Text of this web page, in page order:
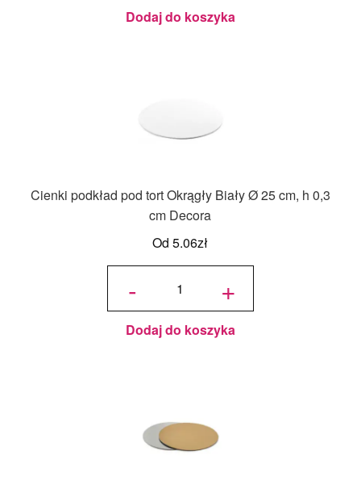
cm
Decora
Dodaj do koszyka
Cienki podkład pod tort Okrągły Biały Ø 25 cm, h 0,3
cm Decora
Od5.06zł
-
ilość
pod tort
Okrągły
Biały Ø
25 cm,
h 0,3
Decora
+
Dodaj do koszyka